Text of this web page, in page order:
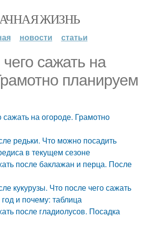
ЖИЗНЬ
новости статьи
сажать на
планируем
сажать на огороде. Грамотно
редьки. Что можно посадить
в текущем сезоне
после баклажан и перца. После
кукурузы. Что после чего сажать
и почему: таблица
после гладиолусов. Посадка